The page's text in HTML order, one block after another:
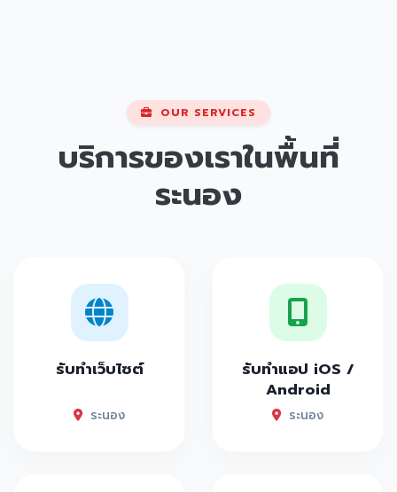
OUR SERVICES
บริการของเราในพื้นที่
ระนอง
รับทำเว็บไซต์
ระนอง
รับทำแอป iOS /
Android
ระนอง